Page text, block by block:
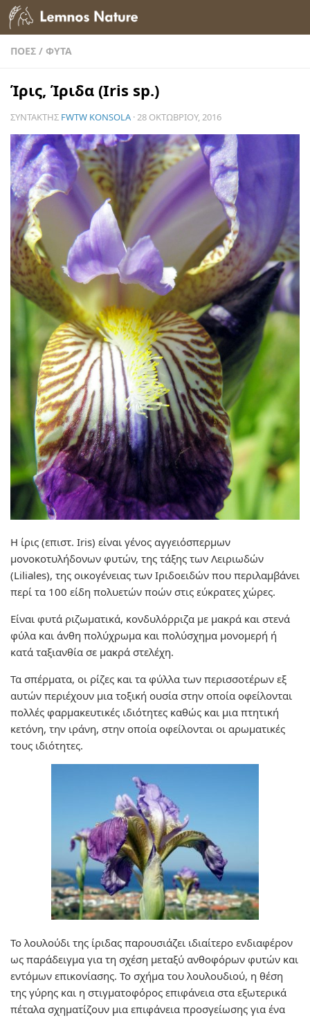
Skip to content
ΠΌΕΣ / ΦΥΤΆ
Ίρις, Ίριδα (Iris sp.)
ΣΥΝΤΆΚΤΗΣ FWTW KONSOLA ·28 ΟΚΤΩΒΡΊΟΥ, 2016
Η ίρις (επιστ. Iris) είναι γένος αγγειόσπερμων
μονοκοτυλήδονων φυτών, της τάξης των Λειριωδών
(Liliales), της οικογένειας των Ιριδοειδών που περιλαμβάνει
περί τα 100 είδη πολυετών πoών στις εύκρατες χώρες.
Είναι φυτά ριζωματικά, κονδυλόρριζα με μακρά και στενά
φύλα και άνθη πολύχρωμα και πολύσχημα μονομερή ή
κατά ταξιανθία σε μακρά στελέχη.
Τα σπέρματα, οι ρίζες και τα φύλλα των περισσοτέρων εξ
αυτών περιέχουν μια τοξική ουσία στην οποία οφείλονται
πολλές φαρμακευτικές ιδιότητες καθώς και μια πτητική
κετόνη, την ιράνη, στην οποία οφείλονται οι αρωματικές
τους ιδιότητες.
Το λουλούδι της ίριδας παρουσιάζει ιδιαίτερο ενδιαφέρον
ως παράδειγμα για τη σχέση μεταξύ ανθοφόρων φυτών και
εντόμων επικονίασης. Το σχήμα του λουλουδιού, η θέση
της γύρης και η στιγματοφόρος επιφάνεια στα εξωτερικά
πέταλα σχηματίζουν μια επιφάνεια προσγείωσης για ένα